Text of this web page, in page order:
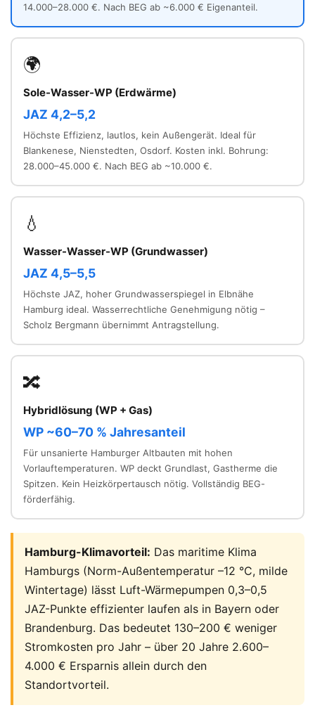
14.000–28.000 €. Nach BEG ab ~6.000 € Eigenanteil.
🌍
Sole-Wasser-WP (Erdwärme)
JAZ 4,2–5,2
Höchste Effizienz, lautlos, kein Außengerät. Ideal für
Blankenese, Nienstedten, Osdorf. Kosten inkl. Bohrung:
28.000–45.000 €. Nach BEG ab ~10.000 €.
💧
Wasser-Wasser-WP (Grundwasser)
JAZ 4,5–5,5
Höchste JAZ, hoher Grundwasserspiegel in Elbnähe
Hamburg ideal. Wasserrechtliche Genehmigung nötig –
Scholz Bergmann übernimmt Antragstellung.
🔀
Hybridlösung (WP + Gas)
WP ~60–70 % Jahresanteil
Für unsanierte Hamburger Altbauten mit hohen
Vorlauftemperaturen. WP deckt Grundlast, Gastherme die
Spitzen. Kein Heizkörpertausch nötig. Vollständig BEG-
förderfähig.
Hamburg-Klimavorteil: Das maritime Klima
Hamburgs (Norm-Außentemperatur –12 °C, milde
Wintertage) lässt Luft-Wärmepumpen 0,3–0,5
JAZ-Punkte effizienter laufen als in Bayern oder
Brandenburg. Das bedeutet 130–200 € weniger
Stromkosten pro Jahr – über 20 Jahre 2.600–
4.000 € Ersparnis allein durch den
Standortvorteil.